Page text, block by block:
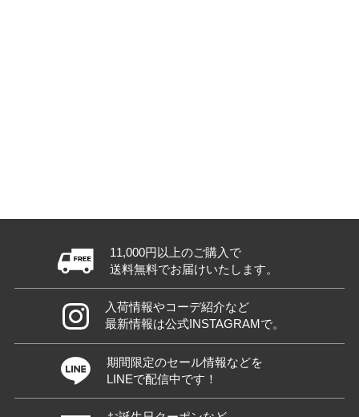
11,000円以上のご購入で
送料無料でお届けいたします。
入荷情報やコーデ紹介など
最新情報は公式INSTAGRAMで。
期間限定のセール情報などを
LINEで配信中です！